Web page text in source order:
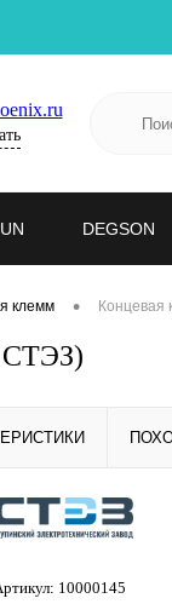
DEGSON
клемм •
СТЭЗ)
10000145